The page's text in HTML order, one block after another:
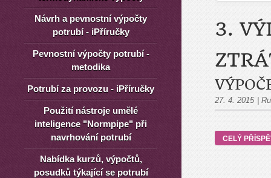
3.
27. 4. 2015
CELÝ
Návrh a pevnostní výpočty
potrubí - iPříručky
Pevnostní výpočty potrubí -
metodika
Potrubí za provozu - iPříručky
Použití nástroje umělé
inteligence "Normpipe" při
navrhování potrubí
Nabídka kurzů, výpočtů,
posudků týkající se potrubí